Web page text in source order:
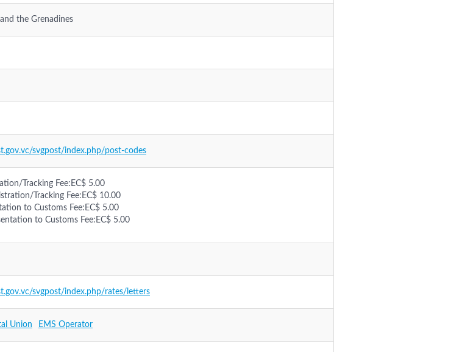
the Grenadines
svgpost/index.php/post-codes
Tracking Fee:EC$ 5.00
Tracking Fee:EC$ 10.00
to Customs Fee:EC$ 5.00
to Customs Fee:EC$ 5.00
svgpost/index.php/rates/letters
Union EMS Operator